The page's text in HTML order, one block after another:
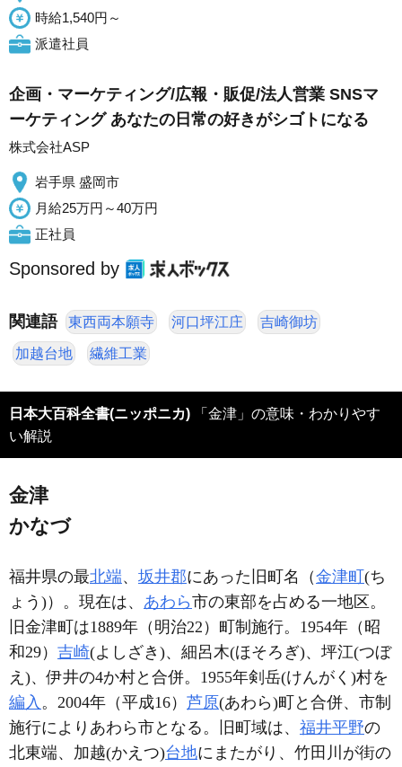
時給1,540円～
派遣社員
企画・マーケティング/広報・販促/法人営業 SNSマ
ーケティング あなたの日常の好きがシゴトになる
株式会社ASP
岩手県 盛岡市
月給25万円～40万円
正社員
Sponsored by
関連語 東西両本願寺 河口坪江庄 吉崎御坊
加越台地 繊維工業
日本大百科全書(ニッポニカ) 「金津」の意味・わかりやす
い解説
金津
かなづ
福井県の最北端、 坂井郡にあった旧町名（金津町(ち
ょう)）。現在は、 あわら市の東部を占める一地区。
旧金津町は1889年（明治22）町制施行。1954年（昭
和29） 吉崎(よしざき)、細呂木(ほそろぎ)、坪江(つぼ
え)、伊井の4か村と合併。1955年剣岳(けんがく)村を
編入 。2004年（平成16） 芦原(あわら)町と合併、市制
施行によりあわら市となる。旧町域は、 福井平野の
北東端、加越(かえつ)台地にまたがり、竹田川が街の